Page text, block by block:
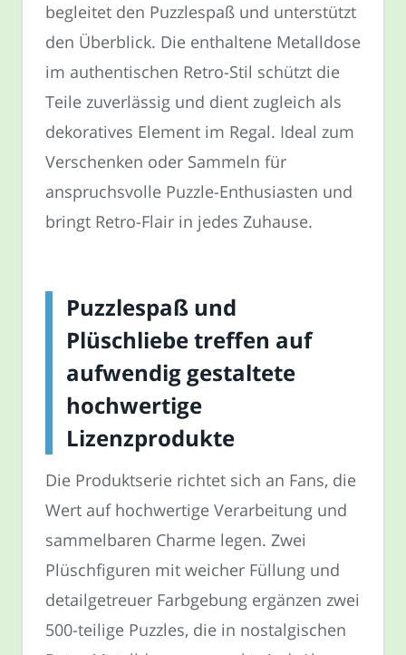
begleitet den Puzzlespaß und unterstützt
den Überblick. Die enthaltene Metalldose
im authentischen Retro-Stil schützt die
Teile zuverlässig und dient zugleich als
dekoratives Element im Regal. Ideal zum
Verschenken oder Sammeln für
anspruchsvolle Puzzle-Enthusiasten und
bringt Retro-Flair in jedes Zuhause.
Puzzlespaß und
Plüschliebe treffen auf
aufwendig gestaltete
hochwertige
Lizenzprodukte
Die Produktserie richtet sich an Fans, die
Wert auf hochwertige Verarbeitung und
sammelbaren Charme legen. Zwei
Plüschfiguren mit weicher Füllung und
detailgetreuer Farbgebung ergänzen zwei
500-teilige Puzzles, die in nostalgischen